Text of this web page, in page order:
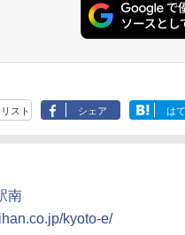
リスト シェア は
南
kyoto-e/